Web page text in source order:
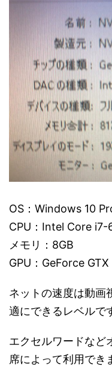
OS：Windows 10
CPU：Intel Core i7-
メモリ：8GB
GPU：GeForce
ネットの速度は動画
適にできるレベルで
エクセルワードなど
席によって利用でき